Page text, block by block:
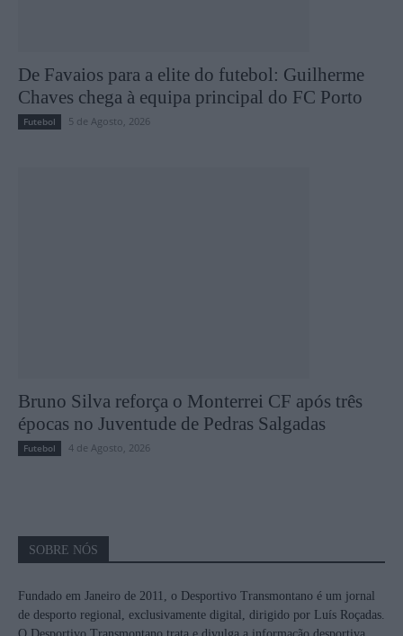
De Favaios para a elite do futebol: Guilherme
Chaves chega à equipa principal do FC Porto
Futebol 5 de Agosto, 2026
Bruno Silva reforça o Monterrei CF após três
épocas no Juventude de Pedras Salgadas
Futebol 4 de Agosto, 2026
SOBRE NÓS
Fundado em Janeiro de 2011, o Desportivo Transmontano é um jornal
de desporto regional, exclusivamente digital, dirigido por Luís Roçadas.